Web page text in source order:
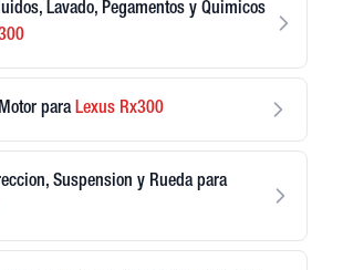
Lavado, Pegamentos y Quimicos
paraLexus Rx300
Suspension y Rueda para